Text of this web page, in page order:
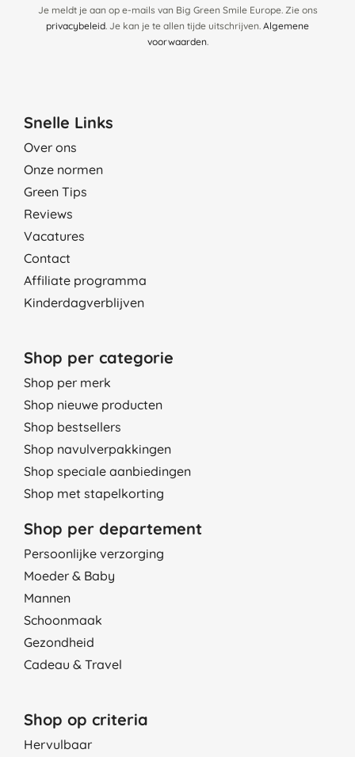
Je meldt je aan op e-mails van Big Green Smile Europe. Zie ons
privacybeleid. Je kan je te allen tijde uitschrijven. Algemene
voorwaarden.
Snelle Links
Over ons
Onze normen
Green Tips
Reviews
Vacatures
Contact
Affiliate programma
Kinderdagverblijven
Shop per categorie
Shop per merk
Shop nieuwe producten
Shop bestsellers
Shop navulverpakkingen
Shop speciale aanbiedingen
Shop met stapelkorting
Shop per departement
Persoonlijke verzorging
Moeder & Baby
Mannen
Schoonmaak
Gezondheid
Cadeau & Travel
Shop op criteria
Hervulbaar